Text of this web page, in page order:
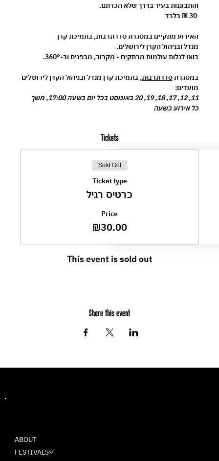
והתבוננות בעיר בדרך שלא הכרתם.
30 ₪ בלבד
האירוע מתקיים במסגרת סדרתרבות, בתמיכת קרן
מנדל ובניהול הקרן לירושלים.
בואו לגלות עולמות מרתקים - מקרוב, מבפנים וב-360°.
במסגרת סדרתרבות, בתמיכת קרן מנדל ובניהול הקרן לירושלים
מועדים:
11, 12, 17, 18, 19, 20 באוגוסט בכל יום בשעה 17:00, משך
כל אירוע כשעה
Tickets
Sold Out
Ticket type
כרטיס רגיל
Price
₪30.00
This event is sold out
Share this event
ABOUT
FESTIVALS